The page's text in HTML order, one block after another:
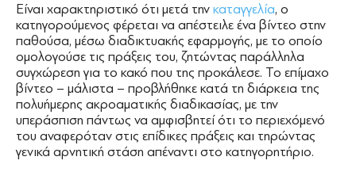
Είναι χαρακτηριστικό ότι μετά την καταγγελία, ο
κατηγορούμενος φέρεται να απέστειλε ένα βίντεο στην
παθούσα, μέσω διαδικτυακής εφαρμογής, με το οποίο
ομολογούσε τις πράξεις του, ζητώντας παράλληλα
συγχώρεση για το κακό που της προκάλεσε. Το επίμαχο
βίντεο – μάλιστα – προβλήθηκε κατά τη διάρκεια της
πολυήμερης ακροαματικής διαδικασίας, με την
υπεράσπιση πάντως να αμφισβητεί ότι το περιεχόμενό
του αναφερόταν στις επίδικες πράξεις και τηρώντας
γενικά αρνητική στάση απέναντι στο κατηγορητήριο.